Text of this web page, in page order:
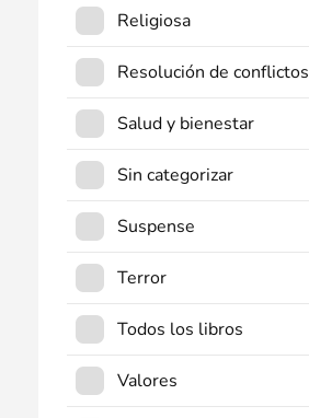
Religiosa
Resolución de conflictos
Salud y bienestar
Sin categorizar
Suspense
Terror
Todos los libros
Valores